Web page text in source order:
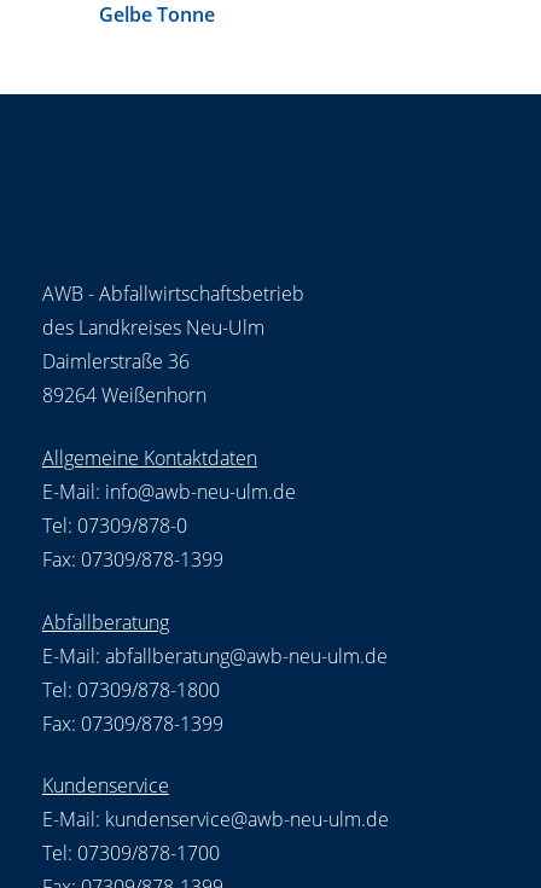
Gelbe Tonne
AWB - Abfallwirtschaftsbetrieb
des Landkreises Neu-Ulm
Daimlerstraße 36
89264 Weißenhorn
Allgemeine Kontaktdaten
E-Mail: info@awb-neu-ulm.de
Tel: 07309/878-0
Fax: 07309/878-1399
Abfallberatung
E-Mail: abfallberatung@awb-neu-ulm.de
Tel: 07309/878-1800
Fax: 07309/878-1399
Kundenservice
E-Mail: kundenservice@awb-neu-ulm.de
Tel: 07309/878-1700